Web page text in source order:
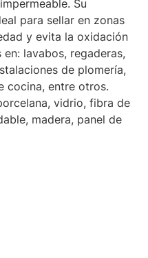
Su
para sellar en zonas
y evita la oxidación
lavabos, regaderas,
de plomería,
cocina, entre otros.
vidrio, fibra de
madera, panel de